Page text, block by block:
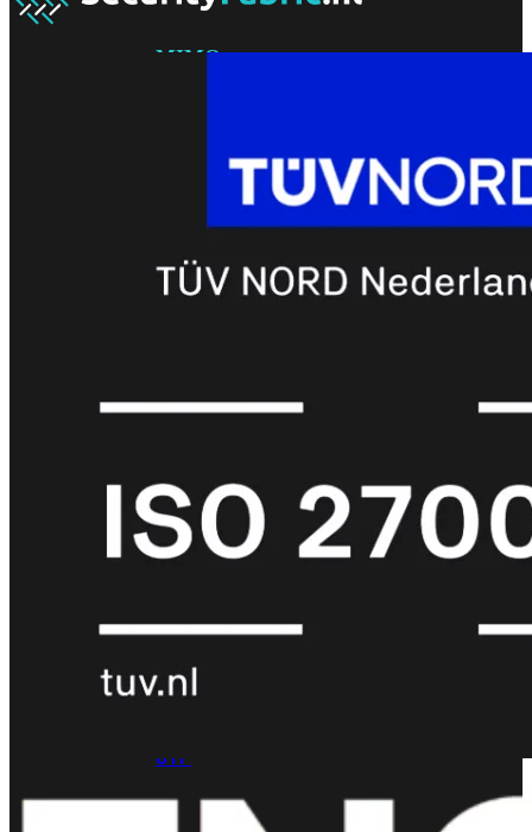
MIMO
FortiAPFortiWiFi
FortiGate
(FortiWiFi)
31G FortiWiFi
40F FortiWiFi
50G FortiWiFi
61F
70G
71GFortiWiFi
81F